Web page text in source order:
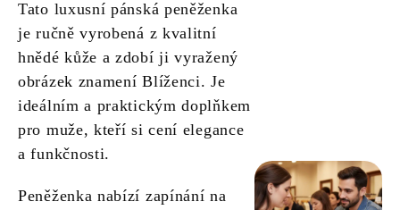
Tato luxusní pánská peněženka
je ručně vyrobená z kvalitní
hnědé kůže a zdobí ji vyražený
obrázek znamení Blíženci. Je
ideálním a praktickým doplňkem
pro muže, kteří si cení elegance
a funkčnosti.
Peněženka nabízí zapínání na